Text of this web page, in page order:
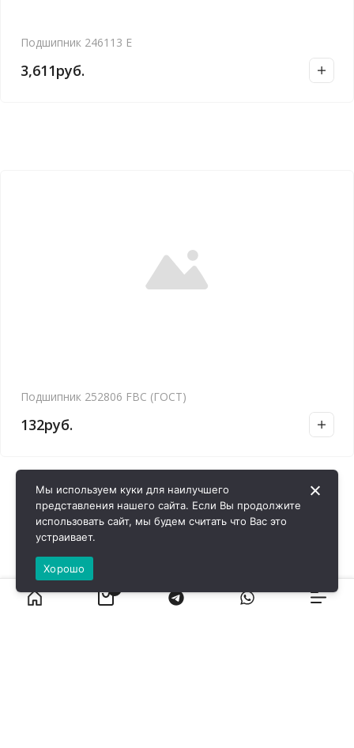
Подшипник 246113 Е
3,611руб.
Подшипник 252806 FBC (ГОСТ)
132руб.
Мы используем куки для наилучшего
представления нашего сайта. Если Вы продолжите
использовать сайт, мы будем считать что Вас это
устраивает.
Хорошо